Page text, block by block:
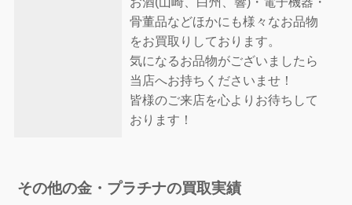
骨董品などほかにも様々なお品物
をお買取りしております。
気になるお品物がございましたら
当店へお持ちくださいませ！
皆様のご来店を心よりお待ちして
おります！
その他の金・プラチナの買取実績